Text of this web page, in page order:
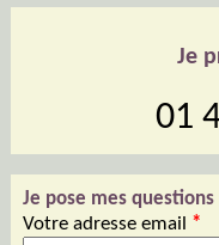
Je
01
Je pose mes questions
Votre adresse email *